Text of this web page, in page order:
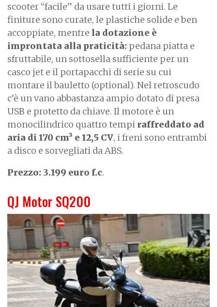
scooter “facile” da usare tutti i giorni. Le
finiture sono curate, le plastiche solide e ben
accoppiate, mentre la dotazione è
improntata alla praticità: pedana piatta e
sfruttabile, un sottosella sufficiente per un
casco jet e il portapacchi di serie su cui
montare il bauletto (optional). Nel retroscudo
c’è un vano abbastanza ampio dotato di presa
USB e protetto da chiave. Il motore è un
monocilindrico quattro tempi raffreddato ad
aria di 170 cm³ e 12,5 CV, i freni sono entrambi
a disco e sorvegliati da ABS.
Prezzo: 3.199 euro f.c.
QJ Motor SQ200
I
m
a
g